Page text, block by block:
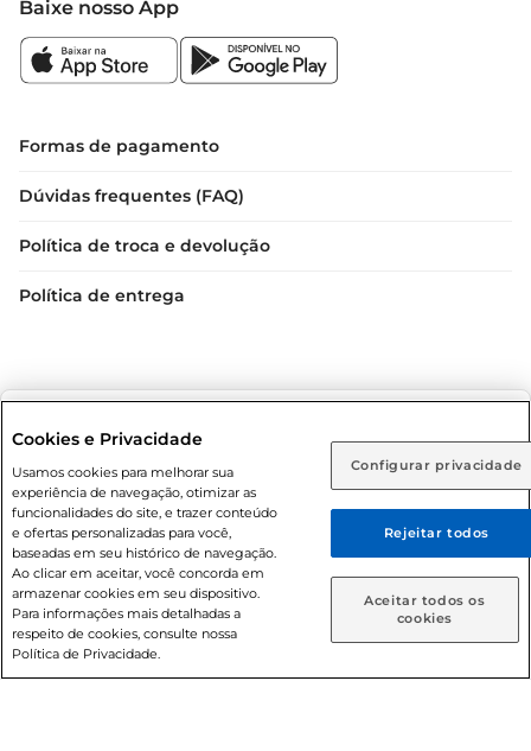
Rio de Janeiro (RJ) Goiás (GO)
Ou
Caso queira comprar online, informe como deseja receber
suas compras:
Entrega em casa Retire em Loja
Baixe nosso App
Formas de pagamento
Dúvidas frequentes (FAQ)
Política de troca e devolução
Política de entrega
Condições gerais: Em caso de divergência de valores, o
valor válido é o do carrinho de compras. Fotos ilustrativas.
Compras sujeitas a confirmação de estoque. Compras
podem ser canceladas em caso de suspeita de fraude. A fim
de garantir o acesso de um maior número de clientes as
nossas promoções, a compra de produtos com preços
promocionais poderá ter sua quantidade limitada por
cliente. Os preços, ofertas e condições são exclusivos para
o e-commerce e válidos durante o dia de hoje, podendo
Cookies e Privacidade
Usamos cookies para melhorar sua
experiência de navegação, otimizar as
funcionalidades do site, e trazer conteúdo
e ofertas personalizadas para você,
baseadas em seu histórico de navegação.
Ao clicar em aceitar, você concorda em
armazenar cookies em seu dispositivo.
Para informações mais detalhadas a
respeito de cookies, consulte nossa
Política de Privacidade.
Configurar privacidade
Rejeitar todos
Aceitar todos os
cookies